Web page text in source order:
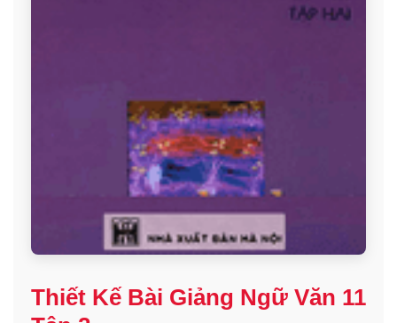
Thiết Kế Bài Giảng Ngữ Văn 11